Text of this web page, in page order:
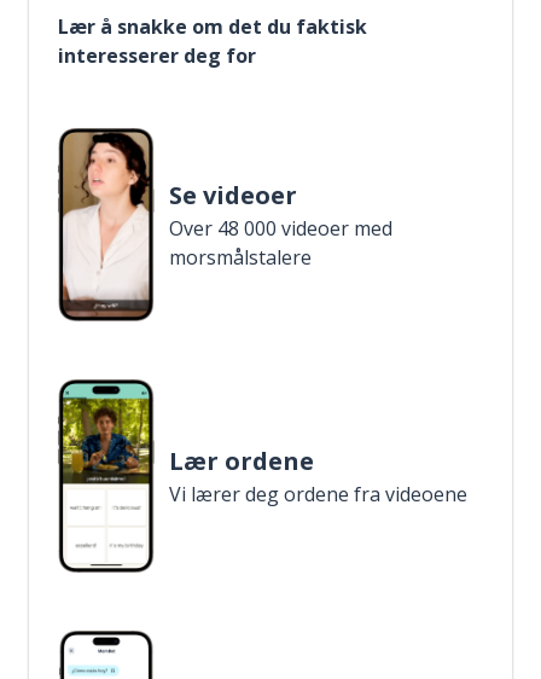
Lær å snakke om det du faktisk
interesserer deg for
Se videoer
Over 48 000 videoer med
morsmålstalere
Lær ordene
Vi lærer deg ordene fra videoene